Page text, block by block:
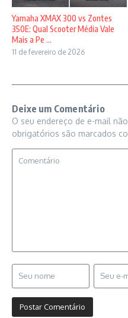
Yamaha XMAX 300 vs Zontes
350E: Qual Scooter Média Vale
Mais a Pe ...
11 de fevereiro de 2026
Deixe um Comentário
O seu endereço de e-mail
obrigatórios são marcados